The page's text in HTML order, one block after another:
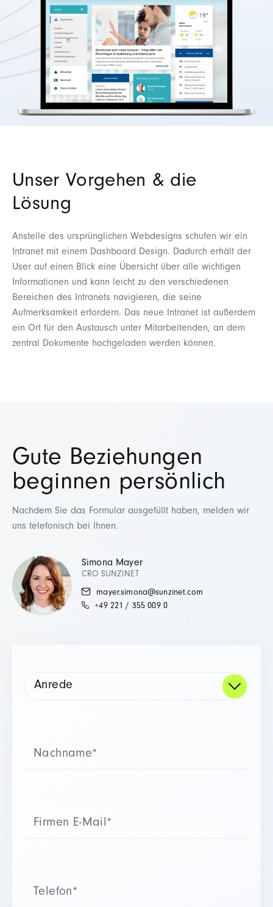
Unser Vorgehen & die
Lösung
Anstelle des ursprünglichen Webdesigns schufen wir ein
Intranet mit einem Dashboard Design. Dadurch erhält der
User auf einen Blick eine Übersicht über alle wichtigen
Informationen und kann leicht zu den verschiedenen
Bereichen des Intranets navigieren, die seine
Aufmerksamkeit erfordern. Das neue Intranet ist außerdem
ein Ort für den Austausch unter Mitarbeitenden, an dem
zentral Dokumente hochgeladen werden können.
Gute Beziehungen
beginnen persönlich
Nachdem Sie das Formular ausgefüllt haben, melden wir
uns telefonisch bei Ihnen.
Simona Mayer
CRO SUNZINET
mayer.simona@sunzinet.com
+49 221 / 355 009 0